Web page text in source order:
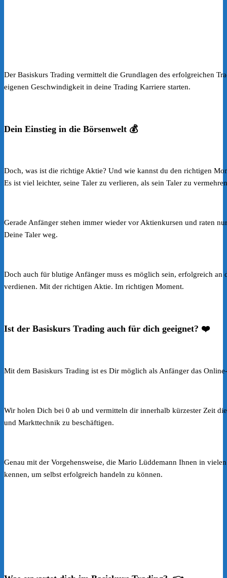
Der Basiskurs Trading vermittelt die Grundlagen des erfolgreichen
eigenen Geschwindigkeit in deine Trading Karriere starten.
Dein Einstieg in die Börsenwelt 💰
Doch, was ist die richtige Aktie? Und wie kannst du den richtigen
Es ist viel leichter, seine Taler zu verlieren, als sein Taler zu
Gerade Anfänger stehen immer wieder vor Aktienkursen und raten
Deine Taler weg.
Doch auch für blutige Anfänger muss es möglich sein, erfolgreich
verdienen. Mit der richtigen Aktie. Im richtigen Moment.
Ist der Basiskurs Trading auch für dich geeignet? ❤️
Mit dem Basiskurs Trading ist es Dir möglich als Anfänger das
Wir holen Dich bei 0 ab und vermitteln dir innerhalb kürzester Zeit
und Markttechnik zu beschäftigen.
Genau mit der Vorgehensweise, die Mario Lüddemann Ihnen in
kennen, um selbst erfolgreich handeln zu können.